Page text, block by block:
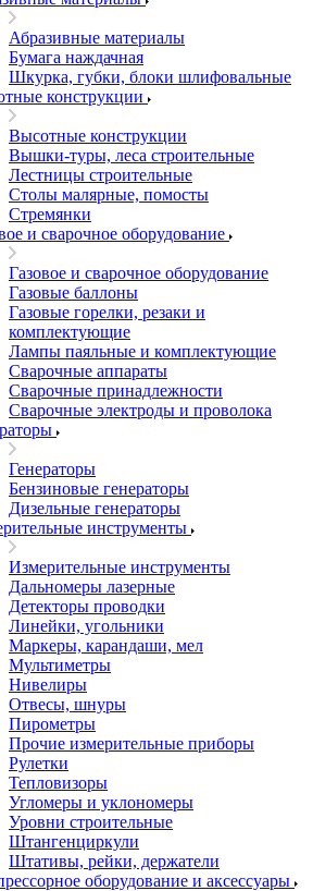
Абразивные материалы
Бумага наждачная
Шкурка, губки, блоки шлифовальные
конструкции
Высотные конструкции
Вышки-туры, леса строительные
Лестницы строительные
Столы малярные, помосты
Стремянки
и сварочное оборудование
Газовое и сварочное оборудование
Газовые баллоны
Газовые горелки, резаки и
комплектующие
Лампы паяльные и комплектующие
Сварочные аппараты
Сварочные принадлежности
Сварочные электроды и проволока
Генераторы
Бензиновые генераторы
Дизельные генераторы
инструменты
Измерительные инструменты
Дальномеры лазерные
Детекторы проводки
Линейки, угольники
Маркеры, карандаши, мел
Мультиметры
Нивелиры
Отвесы, шнуры
Пирометры
Прочие измерительные приборы
Рулетки
Тепловизоры
Угломеры и уклономеры
Уровни строительные
Штангенциркули
Штативы, рейки, держатели
оборудование и аксессуары